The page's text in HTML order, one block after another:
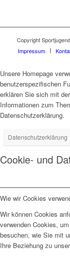
Copyright
Impressum
Unsere Homepage
benutzerspezifischen
erklären Sie sich mit
Informationen zum
Datenschutzerklärung.
Datenschutzerklärung
Cookie- und
Wie wir Cookies
Wir können Cookies
verwenden Cookies,
besuchen, wie Sie mit
Ihre Beziehung zu